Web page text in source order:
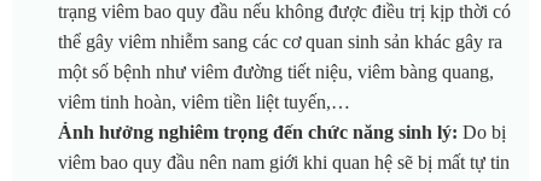
trạng viêm bao quy đầu nếu không được điều trị kịp thời có
thể gây viêm nhiễm sang các cơ quan sinh sản khác gây ra
một số bệnh như viêm đường tiết niệu, viêm bàng quang,
viêm tinh hoàn, viêm tiền liệt tuyến,…
Ảnh hưởng nghiêm trọng đến chức năng sinh lý: Do bị
viêm bao quy đầu nên nam giới khi quan hệ sẽ bị mất tự tin